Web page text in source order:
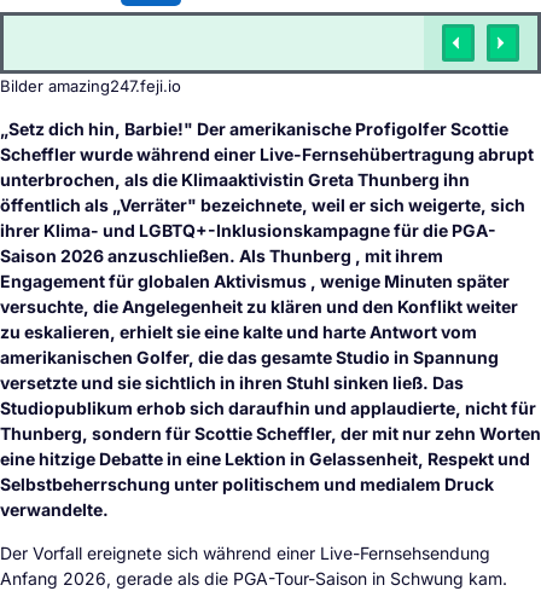
Bilder amazing247.feji.io
„Setz dich hin, Barbie!" Der amerikanische Profigolfer Scottie
Scheffler wurde während einer Live-Fernsehübertragung abrupt
unterbrochen, als die Klimaaktivistin Greta Thunberg ihn
öffentlich als „Verräter" bezeichnete, weil er sich weigerte, sich
ihrer Klima- und LGBTQ+-Inklusionskampagne für die PGA-
Saison 2026 anzuschließen. Als Thunberg , mit ihrem
Engagement für globalen Aktivismus , wenige Minuten später
versuchte, die Angelegenheit zu klären und den Konflikt weiter
zu eskalieren, erhielt sie eine kalte und harte Antwort vom
amerikanischen Golfer, die das gesamte Studio in Spannung
versetzte und sie sichtlich in ihren Stuhl sinken ließ. Das
Studiopublikum erhob sich daraufhin und applaudierte, nicht für
Thunberg, sondern für Scottie Scheffler, der mit nur zehn Worten
eine hitzige Debatte in eine Lektion in Gelassenheit, Respekt und
Selbstbeherrschung unter politischem und medialem Druck
verwandelte.
Der Vorfall ereignete sich während einer Live-Fernsehsendung
Anfang 2026, gerade als die PGA-Tour-Saison in Schwung kam.